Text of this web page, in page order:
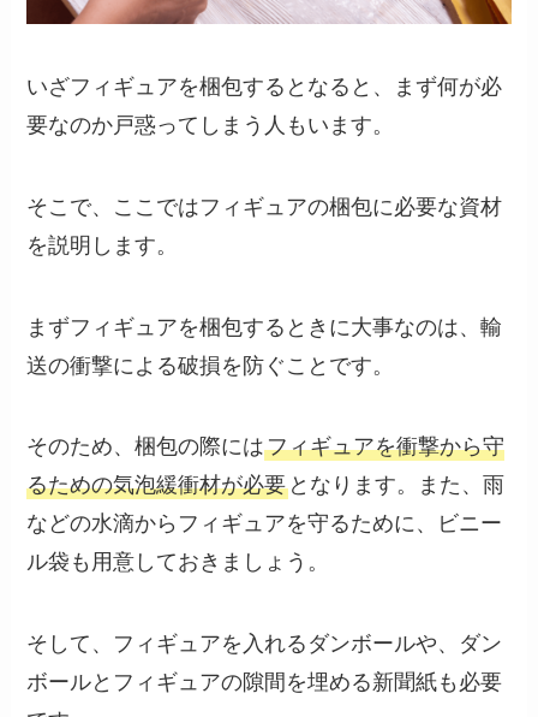
いざフィギュアを梱包するとなると、まず何が必
要なのか戸惑ってしまう人もいます。
そこで、ここではフィギュアの梱包に必要な資材
を説明します。
まずフィギュアを梱包するときに大事なのは、輸
送の衝撃による破損を防ぐことです。
そのため、梱包の際にはフィギュアを衝撃から守
るための気泡緩衝材が必要 となります。また、雨
などの水滴からフィギュアを守るために、ビニー
ル袋も用意しておきましょう。
そして、フィギュアを入れるダンボールや、ダン
ボールとフィギュアの隙間を埋める新聞紙も必要